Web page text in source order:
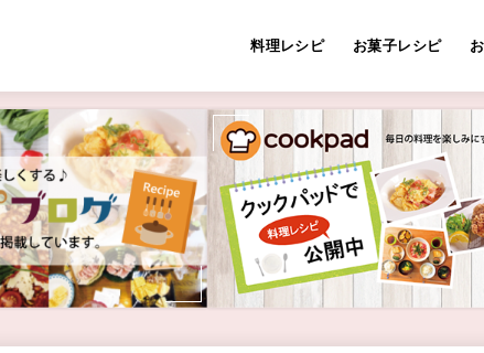
料理レシピ お菓子レシピ